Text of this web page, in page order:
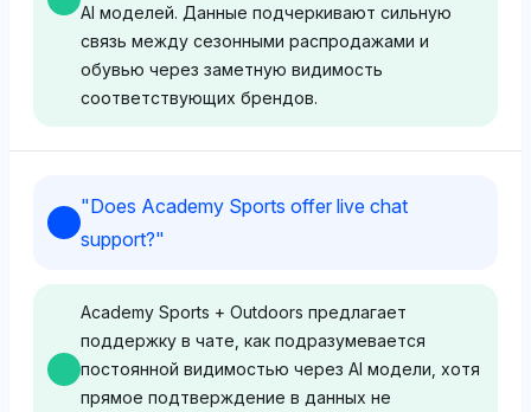
на данных о видимости как прокси для
потенциальных продаж без субъективной
предвзятости.
Gemini выделяет Instant Pot с 12.1% долей
видимости как один из лучших товаров Черной
пятницы, наряду с Xbox Series X и PlayStation 5
товаров для дома и игровых продуктов как
основных факторов продаж. Тон нейтральный,
подчеркивает разнообразные категории
продуктов без явного предпочтения.
AI моделей. Данные подчеркивают сильную
связь между сезонными распродажами и
обувью через заметную видимость
соответствующих брендов.
Gemini связывает Черную пятницу с широким
спектром брендов и розничных продавцов
Skechers, указывая на высокую актуальность
события для обуви. Тон нейтральный,
сосредотачивается на широком представлении
рынка без специфической предвзятости.
"Does Academy Sports offer live chat
support?"
Academy Sports + Outdoors предлагает
поддержку в чате, как подразумевается
постоянной видимостью через AI модели, хотя
прямое подтверждение в данных не